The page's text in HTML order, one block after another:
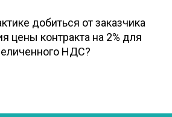
добиться от заказчика
цены контракта на 2% для
НДС?